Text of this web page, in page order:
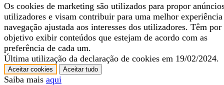
Os cookies de marketing são utilizados para propor
utilizadores e visam contribuir para uma melhor experiência
navegação ajustada aos interesses dos utilizadores. Têm por
objetivo exibir conteúdos que estejam de acordo com as
preferência de cada um.
Última utilização da declaração de cookies em 19/02/2024.
Aceitar cookies Aceitar tudo
Saiba mais aqui